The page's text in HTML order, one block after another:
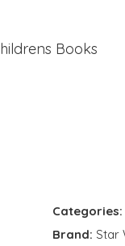
Books
Categories:
Brand: Star